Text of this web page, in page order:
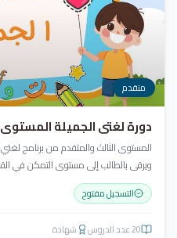
متقدم
دورة لغتي الجميلة المستوى
المستوى الثالث والمتقدم من برنامج
ويرقى بالطالب إلى مستوى التمكن في
التسجيل مفتوح
20عدد الدروس شهادة